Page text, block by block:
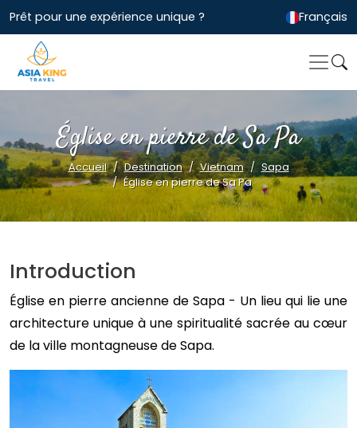
Prêt pour une expérience unique ? Français
Église en pierre de Sa Pa
Accueil Destination Vietnam
Sapa
Église en pierre de Sa Pa
Introduction
Église en pierre ancienne de Sapa - Un lieu qui lie une
architecture unique à une spiritualité sacrée au cœur
de la ville montagneuse de Sapa.